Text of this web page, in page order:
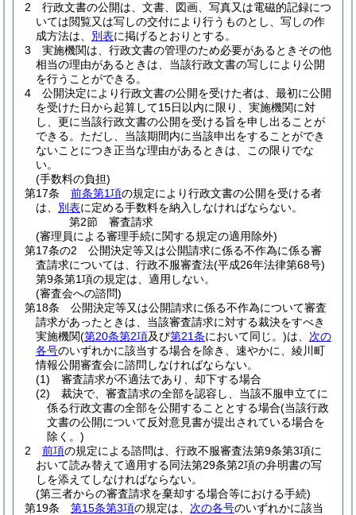
2
行政文書の公開は、文書、図画、写真又は電磁的記録につ
いては閲覧又は写しの交付により行うものとし、写しの作
成方法は、 別表に掲げるとおりとする。
3
実施機関は、行政文書の管理のため必要があるときその他
相当の理由があるときは、当該行政文書の写しにより公開
を行うことができる。
4
公開決定により行政文書の公開を受けた者は、最初に公開
を受けた日から起算して15日以内に限り、実施機関に対
し、更に当該行政文書の公開を受ける旨を申し出ることが
できる。 ただし、当該期間内に当該申出をすることができ
ないことにつき正当な理由があるときは、この限りでな
い。
(手数料の負担)
第17条
前条第1項の規定により行政文書の公開を受ける者
は、 別表に定める手数料を納入しなければならない。
第2節
審査請求
(審理員による審理手続に関する規定の適用除外)
第17条の2
公開決定等又は公開請求に係る不作為に係る審
査請求については、行政不服審査法(平成26年法律第68号)
第9条第1項の規定は、適用しない。
(審査会への諮問)
第18条
公開決定等又は公開請求に係る不作為について審査
請求があったときは、当該審査請求に対する裁決をすべき
実施機関(第20条第2項及び第21条において同じ。)は、 次の
各号のいずれかに該当する場合を除き、速やかに、綾川町
情報公開審査会に諮問しなければならない。
(1)
審査請求が不適法であり、却下する場合
(2)
裁決で、審査請求の全部を認容し、当該不服申立てに
係る行政文書の全部を公開することとする場合(当該行政
文書の公開について反対意見書が提出されている場合を
除く。)
2
前項の規定による諮問は、行政不服審査法第9条第3項に
おいて読み替えて適用する同法第29条第2項の弁明書の写
しを添えてしなければならない。
(第三者からの審査請求を棄却する場合等における手続)
第19条
第15条第3項の規定は、 次の各号のいずれかに該当